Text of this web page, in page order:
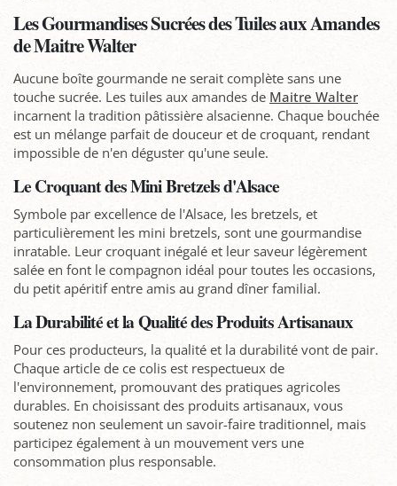
Les Gourmandises Sucrées des Tuiles aux Amandes
de Maitre Walter
Aucune boîte gourmande ne serait complète sans une
touche sucrée. Les tuiles aux amandes de Maitre Walter
incarnent la tradition pâtissière alsacienne. Chaque bouchée
est un mélange parfait de douceur et de croquant, rendant
impossible de n'en déguster qu'une seule.
Le Croquant des Mini Bretzels d'Alsace
Symbole par excellence de l'Alsace, les bretzels, et
particulièrement les mini bretzels, sont une gourmandise
inratable. Leur croquant inégalé et leur saveur légèrement
salée en font le compagnon idéal pour toutes les occasions,
du petit apéritif entre amis au grand dîner familial.
La Durabilité et la Qualité des Produits Artisanaux
Pour ces producteurs, la qualité et la durabilité vont de pair.
Chaque article de ce colis est respectueux de
l'environnement, promouvant des pratiques agricoles
durables. En choisissant des produits artisanaux, vous
soutenez non seulement un savoir-faire traditionnel, mais
participez également à un mouvement vers une
consommation plus responsable.